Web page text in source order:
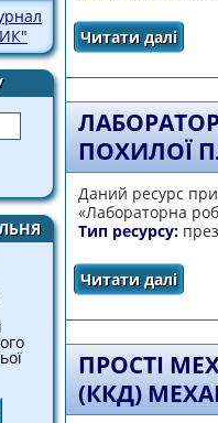
Читати даліпро
ПОХИЛОЇ
Даний ресурс
«Лабораторна
Тип ресурсу:
Читати даліпро
ПРОСТІ
(ККД)